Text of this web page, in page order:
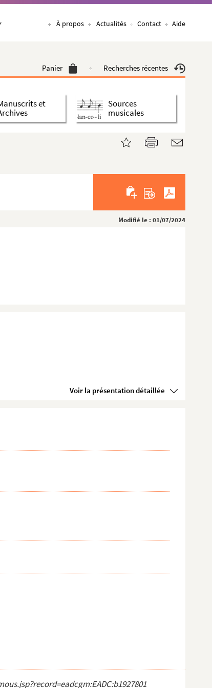
À propos Actualités Contact Aide
Panier Recherches récentes
et
Sources
musicales
Modifié le : 01/07/2024
Voir la présentation détaillée